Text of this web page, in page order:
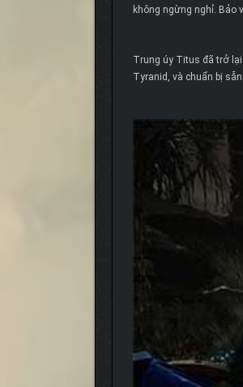
không ngừng nghỉ. Bảo
Trung úy Titus đã trở lại
Tyranid, và chuẩn bị